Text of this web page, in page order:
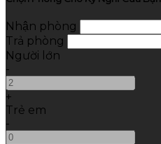
Nhận phòng
Trả phòng
Người lớn
-
+
Trẻ em
-